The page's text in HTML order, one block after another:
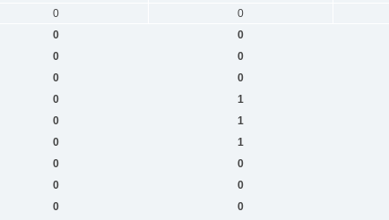
0 0
0 0
0 0
0 0
0 1
0 1
0 1
0 0
0 0
0 0